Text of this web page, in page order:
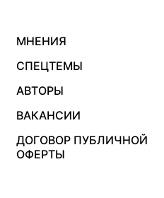
МНЕНИЯ
СПЕЦТЕМЫ
АВТОРЫ
ВАКАНСИИ
ДОГОВОР ПУБЛИЧНОЙ
ОФЕРТЫ